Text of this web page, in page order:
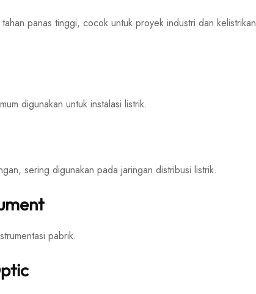
panas tinggi, cocok untuk proyek industri dan kelistrikan
digunakan untuk instalasi listrik.
sering digunakan pada jaringan distribusi listrik.
pabrik.